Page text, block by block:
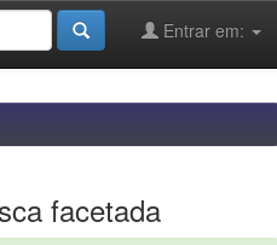
Entrar em:
facetada